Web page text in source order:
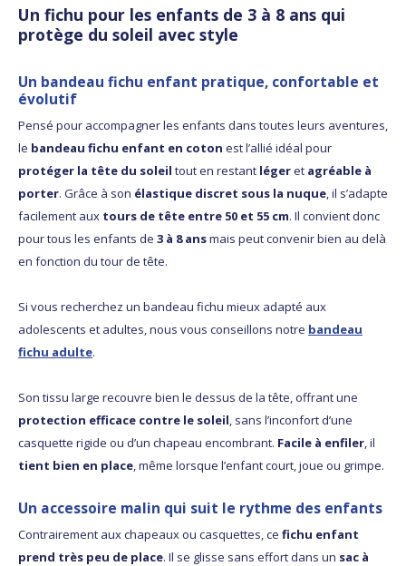
Un fichu pour les enfants de 3 à 8 ans qui
protège du soleil avec style
Un bandeau fichu enfant pratique, confortable et
évolutif
Pensé pour accompagner les enfants dans toutes leurs aventures,
le bandeau fichu enfant en coton est l’allié idéal pour
protéger la tête du soleil tout en restant légeret agréable à
porter. Grâce à son élastique discret sous la nuque, il s’adapte
facilement aux tours de tête entre 50 et 55 cm. Il convient donc
pour tous les enfants de 3 à 8 ansmais peut convenir bien au delà
en fonction du tour de tête.
Si vous recherchez un bandeau fichu mieux adapté aux
adolescents et adultes, nous vous conseillons notre bandeau
fichu adulte.
Son tissu large recouvre bien le dessus de la tête, offrant une
protection efficace contre le soleil, sans l’inconfort d’une
casquette rigide ou d’un chapeau encombrant. Facile à enfiler, il
tient bien en place, même lorsque l’enfant court, joue ou grimpe.
Un accessoire malin qui suit le rythme des enfants
Contrairement aux chapeaux ou casquettes, ce fichu enfant
prend très peu de place. Il se glisse sans effort dans un sac à